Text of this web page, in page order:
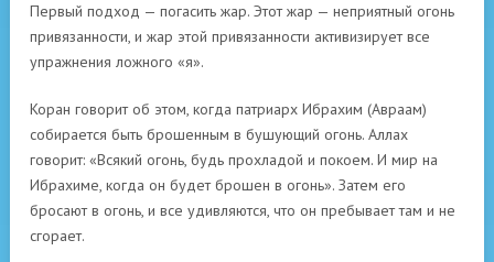
Первый подход — погасить жар. Этот жар — неприятный огонь
привязанности, и жар этой привязанности активизирует все
упражнения ложного «я».
Коран говорит об этом, когда патриарх Ибрахим (Авраам)
собирается быть брошенным в бушующий огонь. Аллах
говорит: «Всякий огонь, будь прохладой и покоем. И мир на
Ибрахиме, когда он будет брошен в огонь». Затем его
бросают в огонь, и все удивляются, что он пребывает там и не
сгорает.